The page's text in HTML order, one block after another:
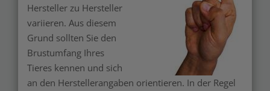
Hersteller zu Hersteller
variieren. Aus diesem
Grund sollten Sie den
Brustumfang Ihres
Tieres kennen und sich
an den Herstellerangaben orientieren. In der Regel